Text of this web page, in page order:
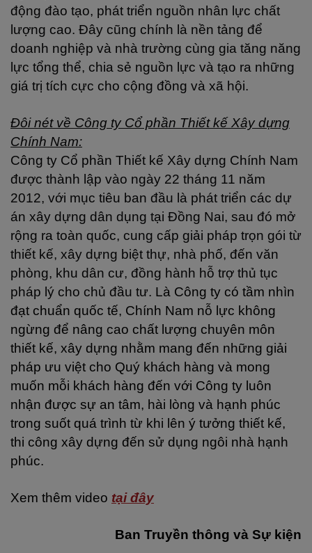
động đào tạo, phát triển nguồn nhân lực chất
lượng cao. Đây cũng chính là nền tảng để
doanh nghiệp và nhà trường cùng gia tăng năng
lực tổng thể, chia sẻ nguồn lực và tạo ra những
giá trị tích cực cho cộng đồng và xã hội.
Đôi nét về Công ty Cổ phần Thiết kế Xây dựng
Chính Nam:
Công ty Cổ phần Thiết kế Xây dựng Chính Nam
được thành lập vào ngày 22 tháng 11 năm
2012, với mục tiêu ban đầu là phát triển các dự
án xây dựng dân dụng tại Đồng Nai, sau đó mở
rộng ra toàn quốc, cung cấp giải pháp trọn gói từ
thiết kế, xây dựng biệt thự, nhà phố, đến văn
phòng, khu dân cư, đồng hành hỗ trợ thủ tục
pháp lý cho chủ đầu tư. Là Công ty có tầm nhìn
đạt chuẩn quốc tế, Chính Nam nỗ lực không
ngừng để nâng cao chất lượng chuyên môn
thiết kế, xây dựng nhằm mang đến những giải
pháp ưu việt cho Quý khách hàng và mong
muốn mỗi khách hàng đến với Công ty luôn
nhận được sự an tâm, hài lòng và hạnh phúc
trong suốt quá trình từ khi lên ý tưởng thiết kế,
thi công xây dựng đến sử dụng ngôi nhà hạnh
phúc.
Xem thêm video tại đây
Ban Truyền thông và Sự kiện